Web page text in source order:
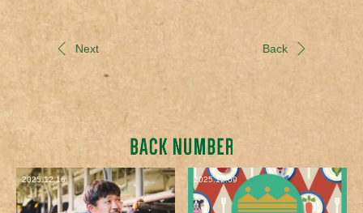
Next Back
2025.12.16 2025.12.09